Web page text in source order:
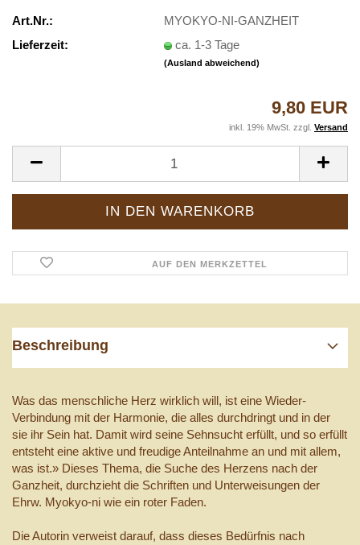
Art.Nr.:
MYOKYO-NI-GANZHEIT
Lieferzeit:
ca. 1-3 Tage
(Ausland abweichend)
9,80 EUR
inkl. 19% MwSt. zzgl. Versand
AUF DEN MERKZETTEL
Beschreibung
Was das menschliche Herz wirklich will, ist eine Wieder-
Verbindung mit der Harmonie, die alles durchdringt und in der
sie ihr Sein hat. Damit wird seine Sehnsucht erfüllt, und so erfüllt
entsteht eine aktive und freudige Anteilnahme an und mit allem,
was ist.» Dieses Thema, die Suche des Herzens nach der
Ganzheit, durchzieht die Schriften und Unterweisungen der
Ehrw. Myokyo-ni wie ein roter Faden.
Die Autorin verweist darauf, dass dieses Bedürfnis nach